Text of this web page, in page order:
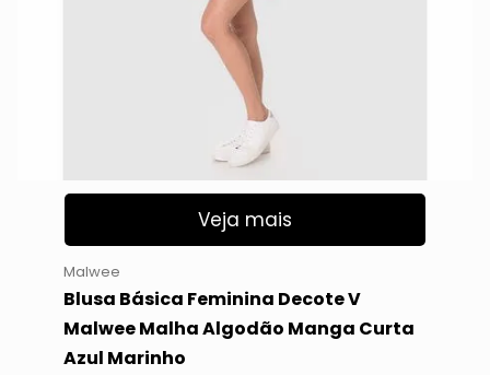
Veja mais
Malwee
Blusa Básica Feminina Decote V
Malwee Malha Algodão Manga Curta
Azul Marinho